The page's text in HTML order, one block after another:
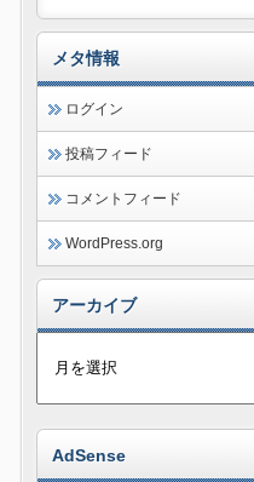
メタ情報
ログイン
投稿フィード
コメントフィード
WordPress.org
アーカイブ
AdSense